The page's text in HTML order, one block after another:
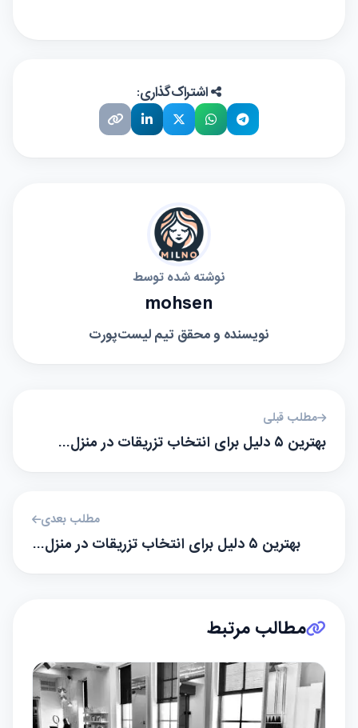
اشتراک‌گذاری:
نوشته شده توسط
mohsen
نویسنده و محقق تیم لیست‌پورت
مطلب قبلی
بهترین ۵ دلیل برای انتخاب تزریقات در منزل…
مطلب بعدی
بهترین ۵ دلیل برای انتخاب تزریقات در منزل…
مطالب مرتبط